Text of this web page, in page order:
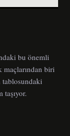
bu önemli
biri
tablosundaki
taşıyor.